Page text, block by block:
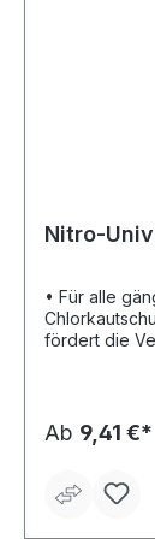
Haut
Nitro-
• Für alle
Chlorkautschuk-
fördert die
Lackierbetriebe • Zur Reinigung von
Ab 9,41 €*